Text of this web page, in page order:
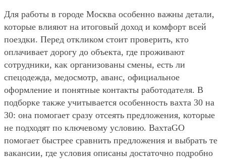
Для работы в городе Москва особенно важны детали,
которые влияют на итоговый доход и комфорт всей
поездки. Перед откликом стоит проверить, кто
оплачивает дорогу до объекта, где проживают
сотрудники, как организованы смены, есть ли
спецодежда, медосмотр, аванс, официальное
оформление и понятные контакты работодателя. В
подборке также учитывается особенность вахта 30 на
30: она помогает сразу отсеять предложения, которые
не подходят по ключевому условию. ВахтаGO
помогает быстрее сравнить предложения и выбрать те
вакансии, где условия описаны достаточно подробно